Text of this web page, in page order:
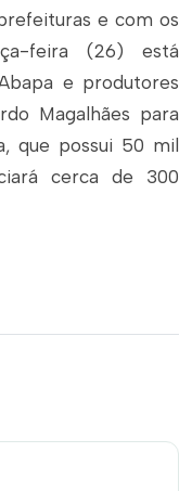
e com os
feira (26) está
e produtores
Magalhães para
que possui 50 mil
cerca de 300